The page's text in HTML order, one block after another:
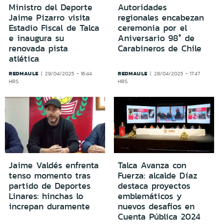
Ministro del Deporte
Jaime Pizarro visita
Estadio Fiscal de Talca
e inaugura su
renovada pista
atlética
REDMAULE
29/04/2025 - 16:44
HRS
Autoridades
regionales encabezan
ceremonia por el
Aniversario 98° de
Carabineros de Chile
REDMAULE
28/04/2025 - 17:47
HRS
Jaime Valdés enfrenta
tenso momento tras
partido de Deportes
Linares: hinchas lo
increpan duramente
Talca Avanza con
Fuerza: alcalde Díaz
destaca proyectos
emblemáticos y
nuevos desafíos en
Cuenta Pública 2024